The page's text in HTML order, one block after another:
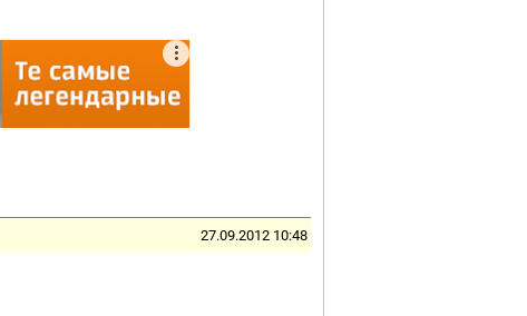
27.09.2012 10:48